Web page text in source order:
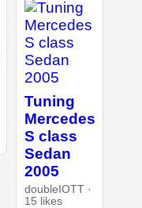
Tuning
Mercedes
S class
Sedan
2005
doubleIOTT ·
15 likes